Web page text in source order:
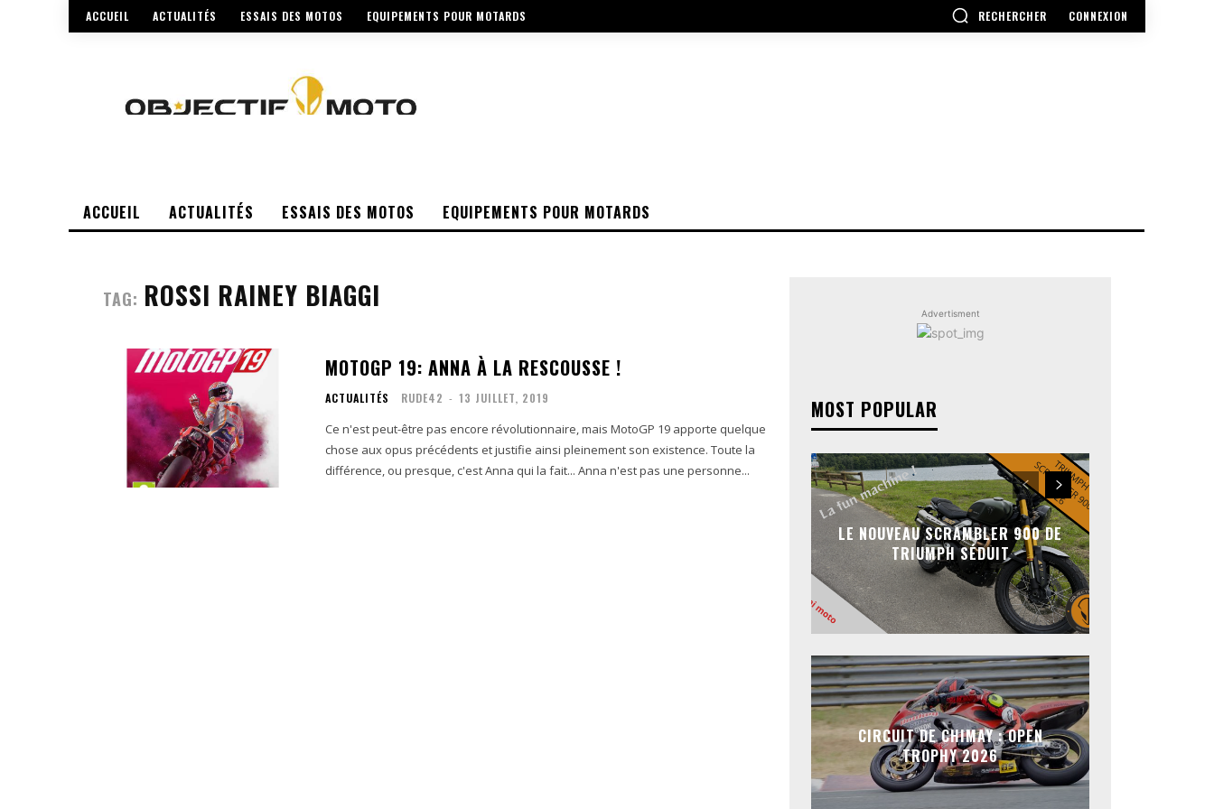
ACCUEIL ACTUALITÉS ESSAIS DES MOTOS EQUIPEMENTS POUR MOTARDS RECHERCHER CONNEXION
ACCUEIL ACTUALITÉS ESSAIS DES MOTOS EQUIPEMENTS POUR MOTARDS
TAG: ROSSI RAINEY BIAGGI
MOTOGP 19: ANNA À LA RESCOUSSE !
ACTUALITÉS RUDE42 - 13 JUILLET, 2019
Ce n'est peut-être pas encore révolutionnaire, mais MotoGP 19 apporte quelque
chose aux opus précédents et justifie ainsi pleinement son existence. Toute la
différence, ou presque, c'est Anna qui la fait... Anna n'est pas une personne...
Advertisment
MOST POPULAR
LE NOUVEAU SCRAMBLER 900 DE
TRIUMPH SÉDUIT
CIRCUIT DE CHIMAY : OPEN
TROPHY 2026